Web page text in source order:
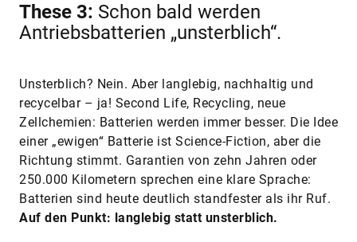
These 3: Schon bald werden
Antriebsbatterien „unsterblich“.
Unsterblich? Nein. Aber langlebig, nachhaltig und
recycelbar – ja! Second Life, Recycling, neue
Zellchemien: Batterien werden immer besser. Die Idee
einer „ewigen“ Batterie ist Science-Fiction, aber die
Richtung stimmt. Garantien von zehn Jahren oder
250.000 Kilometern sprechen eine klare Sprache:
Batterien sind heute deutlich standfester als ihr Ruf.
Auf den Punkt: langlebig statt unsterblich.